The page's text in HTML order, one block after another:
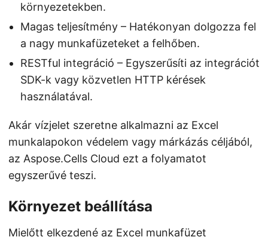
környezetekben.
Magas teljesítmény – Hatékonyan dolgozza fel
a nagy munkafüzeteket a felhőben.
RESTful integráció – Egyszerűsíti az integrációt
SDK-k vagy közvetlen HTTP kérések
használatával.
Akár vízjelet szeretne alkalmazni az Excel
munkalapokon védelem vagy márkázás céljából,
az Aspose.Cells Cloud ezt a folyamatot
egyszerűvé teszi.
Környezet beállítása
Mielőtt elkezdené az Excel munkafüzet